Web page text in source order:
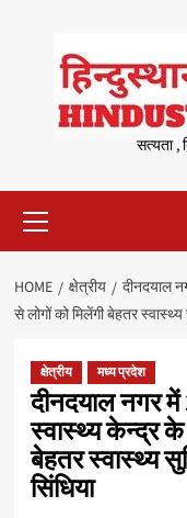
content
सत्यता ,
Menu
HOME क्षेत्रीय
दीनदयाल
से लोगों को मिलेंगी बेहतर स्वास्थ्य
क्षेत्रीय मध्य प्रदेश
दीनदयाल नगर में
स्वास्थ्य केन्द्र
बेहतर स्वास्थ्य
सिंधिया